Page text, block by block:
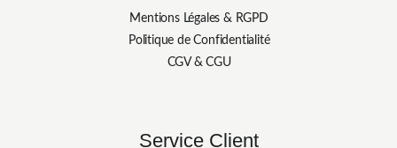
Mentions Légales & RGPD
Politique de Confidentialité
CGV & CGU
Service Client